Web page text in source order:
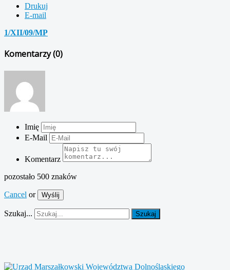
Drukuj
E-mail
1/XII/09/MP
Komentarzy (0)
Imię
E-Mail
Komentarz
pozostało 500 znaków
Cancel or Wyślij
Szukaj... Szukaj